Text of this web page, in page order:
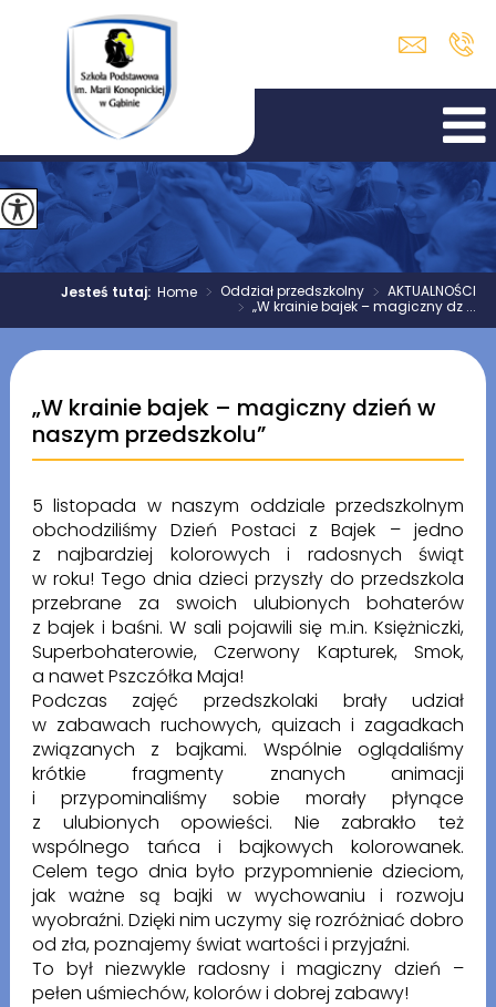
Jesteś tutaj:Home > Oddział przedszkolny > AKTUALNOŚCI
> „W krainie bajek – magiczny dz ...
„W krainie bajek – magiczny dzień w
naszym przedszkolu”
5 listopada w naszym oddziale przedszkolnym
obchodziliśmy Dzień Postaci z Bajek – jedno
z najbardziej kolorowych i radosnych świąt
w roku! Tego dnia dzieci przyszły do przedszkola
przebrane za swoich ulubionych bohaterów
z bajek i baśni. W sali pojawili się m.in. Księżniczki,
Superbohaterowie, Czerwony Kapturek, Smok,
a nawet Pszczółka Maja!
Podczas zajęć przedszkolaki brały udział
w zabawach ruchowych, quizach i zagadkach
związanych z bajkami. Wspólnie oglądaliśmy
krótkie fragmenty znanych animacji
i przypominaliśmy sobie morały płynące
z ulubionych opowieści. Nie zabrakło też
wspólnego tańca i bajkowych kolorowanek.
Celem tego dnia było przypomnienie dzieciom,
jak ważne są bajki w wychowaniu i rozwoju
wyobraźni. Dzięki nim uczymy się rozróżniać dobro
od zła, poznajemy świat wartości i przyjaźni.
To był niezwykle radosny i magiczny dzień –
pełen uśmiechów, kolorów i dobrej zabawy!